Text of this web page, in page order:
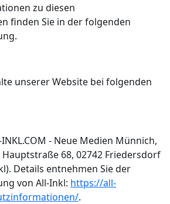
zu diesen
finden Sie in der folgenden
unserer Website bei folgenden
- Neue Medien Münnich,
68, 02742 Friedersdorf
Details entnehmen Sie der
von All-Inkl: https://all-
.